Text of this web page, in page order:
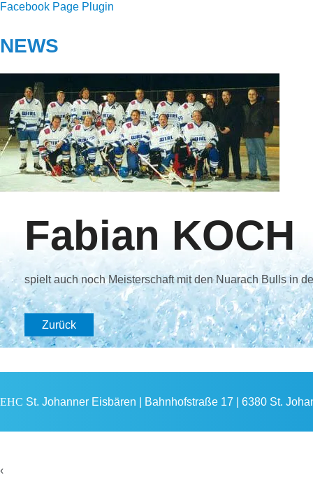
Facebook Page Plugin
NEWS
Fabian KOCH
spielt auch noch Meisterschaft mit den Nuarach Bulls in
Zurück
EHC St. Johanner Eisbären | Bahnhofstraße 17 | 6380 St.
‹